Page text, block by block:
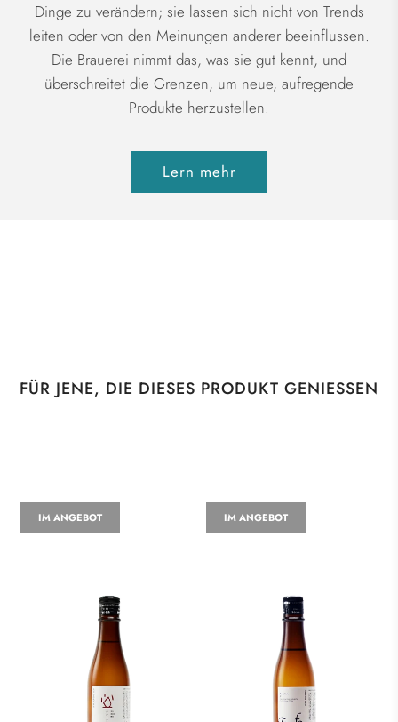
Dinge zu verändern; sie lassen sich nicht von Trends
leiten oder von den Meinungen anderer beeinflussen.
Die Brauerei nimmt das, was sie gut kennt, und
überschreitet die Grenzen, um neue, aufregende
Produkte herzustellen.
Lern mehr
FÜR JENE, DIE DIESES PRODUKT GENIESSEN
IM ANGEBOT IM ANGEBOT